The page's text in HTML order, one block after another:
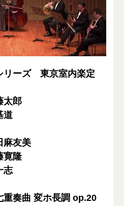
リーズ 東京室内楽定
太郎
道
麻友美
寛隆
志
重奏曲 変ホ長調 op.20